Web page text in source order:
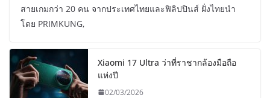
สายเกมกว่า 20 คน จากประเทศไทยและฟิลิปปินส์ ฝั่งไทยนำ
โดย PRIMKUNG,
Xiaomi 17 Ultra ว่าที่ราชากล้องมือถือ
แห่งปี
02/03/2026